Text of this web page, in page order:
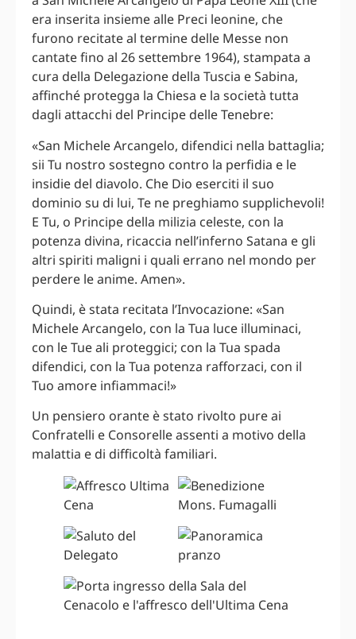
era inserita insieme alle Preci leonine, che
furono recitate al termine delle Messe non
cantate fino al 26 settembre 1964), stampata a
cura della Delegazione della Tuscia e Sabina,
affinché protegga la Chiesa e la società tutta
dagli attacchi del Principe delle Tenebre:
«San Michele Arcangelo, difendici nella battaglia;
sii Tu nostro sostegno contro la perfidia e le
insidie del diavolo. Che Dio eserciti il suo
dominio su di lui, Te ne preghiamo supplichevoli!
E Tu, o Principe della milizia celeste, con la
potenza divina, ricaccia nell’inferno Satana e gli
altri spiriti maligni i quali errano nel mondo per
perdere le anime. Amen».
Quindi, è stata recitata l’Invocazione: «San
Michele Arcangelo, con la Tua luce illuminaci,
con le Tue ali proteggici; con la Tua spada
difendici, con la Tua potenza rafforzaci, con il
Tuo amore infiammaci!»
Un pensiero orante è stato rivolto pure ai
Confratelli e Consorelle assenti a motivo della
malattia e di difficoltà familiari.